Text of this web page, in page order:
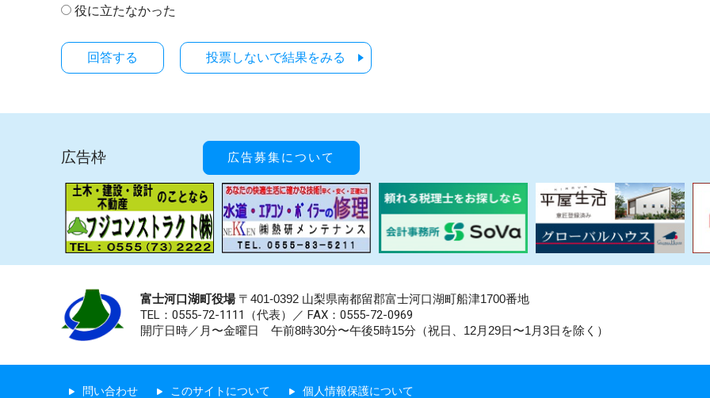
役に立たなかった
投票しないで結果をみる
広告枠 広告募集について
富士河口湖町役場〒401-0392 山梨県南都留郡富士河口湖町船津1700番地
TEL：0555-72-1111 （代表）／ FAX：0555-72-0969
開庁日時／月〜金曜日 午前8時30分〜午後5時15分（祝日、12月29日〜1月3日を除く）
問い合わせ このサイトについて 個人情報保護について